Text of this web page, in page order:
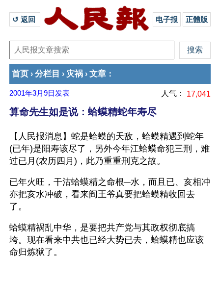
↺ 返回 电子报 正體版
首页 › 分栏目 › 灾祸 › 文章 ：
2001年3月9日 发表 人气： 17,041
算命先生如是说：蛤蟆精蛇年寿尽
【人民报消息】蛇是蛤蟆的天敌，蛤蟆精遇到蛇年
(已年)是阳寿该尽了，另外今年江蛤蟆命犯三刑，难
过已月(农历四月)，此乃重重刑克之故。
已年火旺，干沽蛤蟆精之命根─水，而且已、亥相冲
亦把亥水冲破，看来阎王爷真要把蛤蟆精收回去
了。
蛤蟆精祸乱中华，是要把共产党与其政权彻底搞
垮。现在看来中共也已经大势已去，蛤蟆精也应该
命归炼狱了。